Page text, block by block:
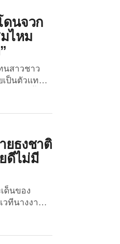
าวญี่ปุ่นกลุ่ม
าร่วมการ
อนิเมะใน
ะเทศญี่ปุ่น
เพื่อให้
วามหมาย
นวันนี้ The
ดนจวก
ไหม
นสาวชาว
เป็นตัวแทน
ต่กลับมีชาว
รองเท้าที่
รนำลาย
นี้ได้โพสต์
ระบุว่า
องเท้า
น มีนัยยะ
ยธงชาติ
ดีไม่มี
ด็นของ
ทีนางงาม
ธอกำลังยืน